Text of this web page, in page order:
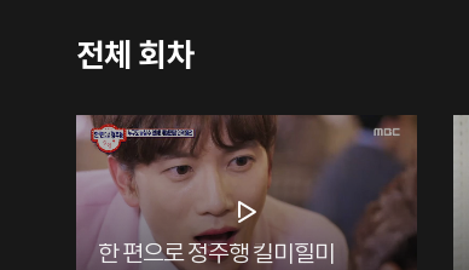
전체 회차
한 편으로 정주행 킬미힐미